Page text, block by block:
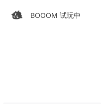
BOOOM 试玩中